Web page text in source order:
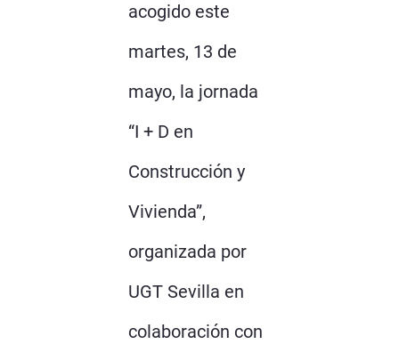
acogido este
martes, 13 de
mayo, la jornada
“I + D en
Construcción y
Vivienda”,
organizada por
UGT Sevilla en
colaboración con